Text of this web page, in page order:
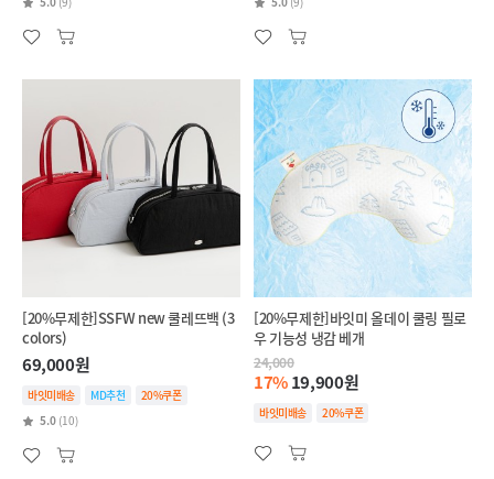
[20%무제한]SSFW new 쿨레뜨백 (3
colors)
69,000원
바잇미배송 MD추천
20%쿠폰
5.0 (10)
[20%무제한]바잇미 올데이 쿨링 필로
우 기능성 냉감 베개
24,000
17%19,900원
바잇미배송 20%쿠폰